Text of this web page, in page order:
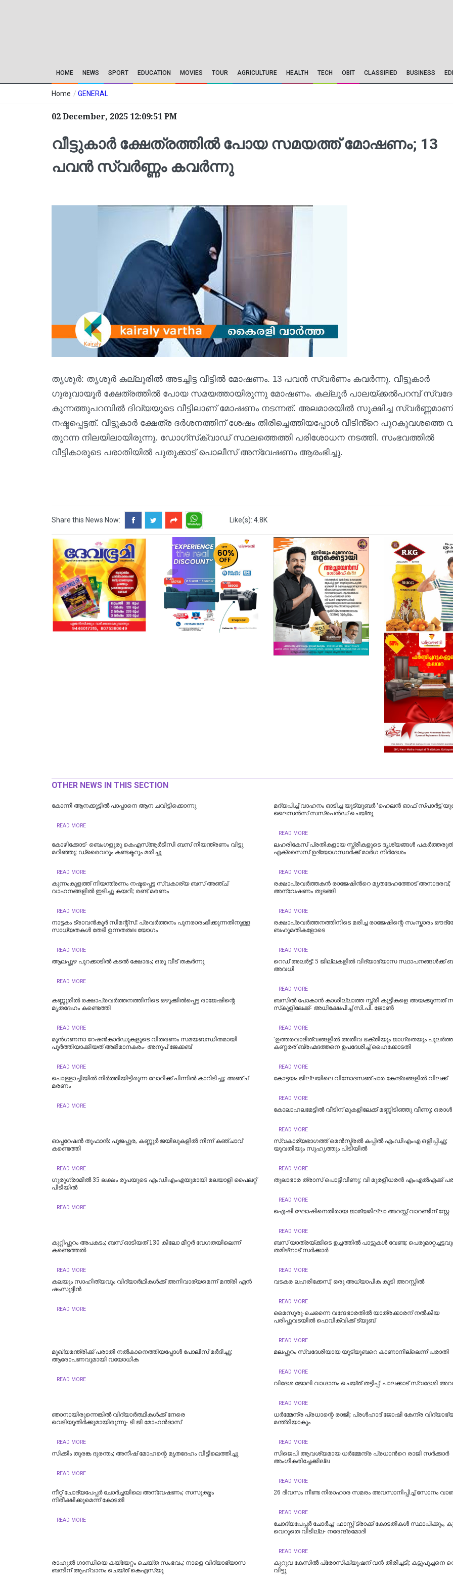
HOME NEWS SPORT EDUCATION MOVIES TOUR AGRICULTURE HEALTH TECH OBIT CLASSIFIED BUSINESS
Home / GENERAL
02 December, 2025 12:09:51 PM
വീട്ടുകാർ ക്ഷേത്രത്തിൽ പോയ സമയത്ത് മോഷണം; 13
പവൻ സ്വർണ്ണം കവർന്നു
തൃശൂർ: തൃശൂർ കല്ലൂരിൽ അടച്ചിട്ട വീട്ടില്‍ മോഷണം. 13 പവന്‍ സ്വര്‍ണം കവര്‍ന്നു. വീട്ടുകാർ
ഗുരുവായൂർ ക്ഷേത്രത്തിൽ പോയ സമയത്തായിരുന്നു മോഷണം. കല്ലൂർ പാലയ്ക്കൽപറമ്പ്
കുന്നത്തുപറമ്പില്‍ ദിവ്യയുടെ വീട്ടിലാണ് മോഷണം നടന്നത്. അലമാരയിൽ സുക്ഷിച്ച സ്വർണ്ണമാണ്
നഷ്ടപ്പെട്ടത്. വീട്ടുകാർ ക്ഷേത്ര ദര്‍ശനത്തിന് ശേഷം തിരിച്ചെത്തിയപ്പോള്‍ വീടിൻ്റെ പുറകുവശത്തെ
തുറന്ന നിലയിലായിരുന്നു. ഡോഗ്‌സ്‌ക്വാഡ് സ്ഥലത്തെത്തി പരിശോധന നടത്തി. സംഭവത്തില്‍
വീട്ടികാരുടെ പരാതിയില്‍ പുതുക്കാട് പൊലീസ് അന്വേഷണം ആരംഭിച്ചു.
Share this News Now: Like(s): 4.8K
OTHER NEWS IN THIS SECTION
കോന്നി ആനക്കൂട്ടിൽ പാപ്പാനെ ആന ചവിട്ടിക്കൊന്നു
READ MORE
മദ്യപിച്ച് വാഹനം ഓടിച്ച യൂട്യൂബർ 'ഹെലൻ ഓഫ്
ലൈസൻസ് സസ്പെൻഡ് ചെയ്തു
READ MORE
കോഴിക്കോട്- ബെംഗളൂരു കെഎസ്ആര്‍ടിസി ബസ് നിയന്ത്രണം വിട്ടു
മറിഞ്ഞു; ഡ്രൈവറും കണ്ടക്ടറും മരിച്ചു
READ MORE
ലഹരികേസ് പ്രതികളായ സ്ത്രീകളുടെ ദൃശ്യങ്ങള്‍
എക്സൈസ് ഉദ്യോഗസ്ഥര്‍ക്ക് മാര്‍ഗ നിര്‍ദേശം
READ MORE
കുന്നംകുളത്ത് നിയന്ത്രണം നഷ്ടപ്പെട്ട സ്വകാര്യ ബസ് അഞ്ച്
വാഹനങ്ങളിൽ ഇടിച്ചു കയറി; രണ്ട് മരണം
READ MORE
രക്ഷാപ്രവർത്തകൻ രാജേഷിന്‍റെ മൃതദേഹത്തോട് അനാദരവ്;
അന്വേഷണം തുടങ്ങി
READ MORE
നാട്ടകം ട്രാവൻകൂർ സിമന്റ്സ്: പ്രവർത്തനം പുനരാരംഭിക്കുന്നതിനുള്ള
സാധ്യതകൾ തേടി ഉന്നതതല യോഗം
READ MORE
രക്ഷാപ്രവർത്തനത്തിനിടെ മരിച്ച രാജേഷിന്റെ സംസ്കാരം
ബഹുമതികളോടെ
READ MORE
ആലപ്പുഴ പുറക്കാടിൽ കടൽ ക്ഷോഭം; ഒരു വീട് തകർന്നു
READ MORE
റെഡ് അലർട്ട്: 5 ജില്ലകളിൽ വിദ്യാഭ്യാസ സ്ഥാപനങ്ങൾക്ക്
അവധി
READ MORE
കണ്ണൂരിൽ രക്ഷാപ്രവർത്തനത്തിനിടെ ഒഴുക്കിൽപ്പെട്ട രാജേഷിന്റെ
മൃതദേഹം കണ്ടെത്തി
READ MORE
ബസിൽ പോകാൻ കാശില്ലാത്ത സ്ത്രീ കുട്ടികളെ അയക്കുന്നത്
സ്‌കൂളിലേക്ക്- അധിക്ഷേപിച്ച് സി.പി. ജോൺ
READ MORE
മുൻഗണനാ റേഷൻകാർഡുകളുടെ വിതരണം സമയബന്ധിതമായി
പൂർത്തിയാക്കിയത് അഭിമാനകരം- അനൂപ് ജേക്കബ്
READ MORE
'ഉത്തരവാദിത്വങ്ങളിൽ അതീവ ഭക്തിയും ജാഗ്രതയും
കണ്ഠരര് ബ്രഹ്മദത്തനെ ഉപദേശിച്ച് ഹൈക്കോടതി
READ MORE
പൊള്ളാച്ചിയില്‍ നിർത്തിയിട്ടിരുന്ന ലോറിക്ക് പിന്നിൽ കാറിടിച്ചു; അഞ്ച്
മരണം
READ MORE
കോട്ടയം ജില്ലയിലെ വിനോദസഞ്ചാര കേന്ദ്രങ്ങളിൽ വിലക്ക്
READ MORE
കോലാഹലമേട്ടിൽ വീടിന് മുകളിലേക്ക് മണ്ണിടിഞ്ഞു വീണു; ഒരാൾ
READ MORE
ഓപ്പറേഷൻ തൂഫാൻ: പൂജപ്പുര, കണ്ണൂർ ജയിലുകളിൽ നിന്ന് കഞ്ചാവ്
കണ്ടെത്തി
READ MORE
സ്വകാര്യഭാഗത്ത് മെൻസ്ട്രൽ കപ്പിൽ എംഡിഎംഎ ഒളിപ്പിച്ചു;
യുവതിയും സുഹൃത്തും പിടിയിൽ
READ MORE
ഗുരുഗ്രാമിൽ 35 ലക്ഷം രൂപയുടെ എംഡിഎംഎയുമായി മലയാളി പൈലറ്റ്
പിടിയില്‍
READ MORE
തുലാഭാര ത്രാസ് പൊട്ടിവീണു; വി മുരളീധരന്‍ എംഎല്‍എക്ക്
READ MORE
ഐഷി ഘോഷിനെതിരായ ജാമ്യമില്ലാ അറസ്റ്റ് വാറണ്ടിന് സ്റ്റേ
READ MORE
കുറ്റിപ്പുറം അപകടം; ബസ് ഓടിയത് 130 കിലോ മീറ്റർ വേഗതയിലെന്ന്
കണ്ടെത്തൽ
READ MORE
ബസ് യാത്രയ്ക്കിടെ ഉച്ചത്തിൽ പാട്ടുകൾ വേണ്ട;
തമിഴ്‌നാട് സര്‍ക്കാര്‍
READ MORE
കലയും സാഹിത്യവും വിദ്യാർഥികൾക്ക് അനിവാര്യമെന്ന് മന്ത്രി എൻ
ഷംസുദ്ദീൻ
READ MORE
വടകര ലഹരിക്കേസ്; ഒരു അധ്യാപിക കൂടി അറസ്റ്റില്‍
READ MORE
മൈസൂരു-ചെന്നൈ വന്ദേഭാരതില്‍ യാത്രക്കാരന് നല്‍കിയ
പരിപ്പുവടയില്‍ ഫെവിക്വിക്ക് ട്യൂബ്
READ MORE
മുഖ്യമന്ത്രിക്ക് പരാതി നൽകാനെത്തിയപ്പോൾ പോലീസ് മർദിച്ചു;
ആരോപണവുമായി വയോധിക
READ MORE
മലപ്പുറം സ്വദേശിയായ യൂട്യൂബറെ കാണാനില്ലെന്ന് പരാതി
READ MORE
വിദേശ ജോലി വാഗ്ദാനം ചെയ്ത് തട്ടിപ്പ്; പാലക്കാട് സ്വദേശി
READ MORE
ഞാനായിരുന്നെങ്കില്‍ വിദ്യാര്‍ത്ഥികള്‍ക്ക് നേരെ
വെടിയുതിര്‍ക്കുമായിരുന്നു- ടി ജി മോഹൻദാസ്
READ MORE
ധര്‍മ്മേന്ദ്ര പ്രധാന്റെ രാജി; പ്രള്‍ഹാദ് ജോഷി കേന്ദ്ര
മന്ത്രിയാകും
READ MORE
സിക്കിം തുരങ്ക ​​​ദുരന്തം; അനീഷ്‌ മോഹന്റെ മൃതദേഹം വീട്ടിലെത്തിച്ചു
READ MORE
സിജെപി ആവശ്യമായ ധർമ്മേന്ദ്ര പ്രധാന്‍റെ രാജി സർക്കാർ
അംഗീകരിച്ചേക്കില്ല
READ MORE
നീറ്റ് ചോദ്യപേപ്പര്‍ ചോര്‍ച്ചയിലെ അന്വേഷണം; സസൂക്ഷ്മം
നിരീക്ഷിക്കുമെന്ന് കോടതി
READ MORE
26 ദിവസം നീണ്ട നിരാഹാര സമരം അവസാനിപ്പിച്ച് സോനം
READ MORE
ചോദ്യപേപ്പർ ചോർച്ച; ഫാസ്റ്റ് ട്രാക്ക് കോടതികള്‍ സ്ഥാപിക്കും,
വെറുതെ വിടില്ല- നരേന്ദ്രമോദി
READ MORE
രാഹുൽ ​ഗാന്ധിയെ കയ്യേറ്റം ചെയ്ത സംഭവം‌; നാളെ വിദ്യാഭ്യാസ
ബന്ദിന് ആഹ്വാനം ചെയ്ത് കെഎസ്‍യു
കുറുവ കേസിൽ പ്രോസിക്യൂഷന് വൻ തിരിച്ചടി; കട്ടുപൂച്ചനെ
വിട്ടു